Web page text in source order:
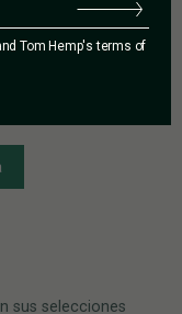
0%
sus selecciones
Tom Hemp's terms of